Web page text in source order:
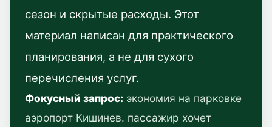
сезон и скрытые расходы. Этот
материал написан для практического
планирования, а не для сухого
перечисления услуг.
Фокусный запрос: экономия на парковке
аэропорт Кишинев. пассажир хочет